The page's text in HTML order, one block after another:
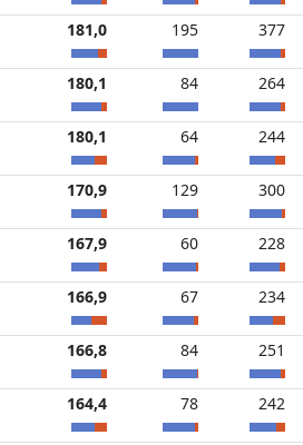
181,0 195 377
180,1 84 264
180,1 64 244
170,9 129 300
167,9 60 228
166,9 67 234
166,8 84 251
164,4 78 242